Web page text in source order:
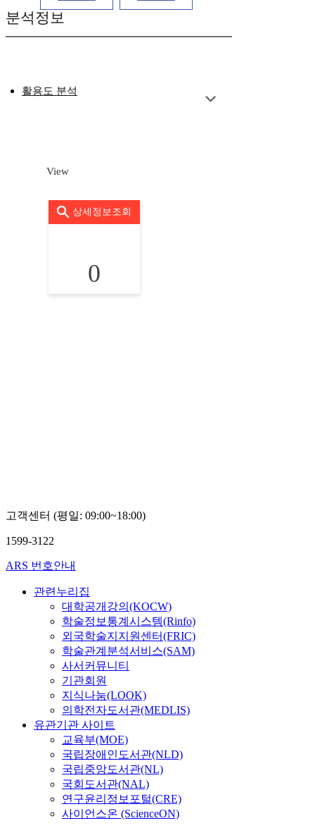
분석정보
활용도 분석
View
상세정보조회
0
고객센터 (평일: 09:00~18:00)
1599-3122
ARS 번호안내
관련누리집
대학공개강의(KOCW)
학술정보통계시스템(Rinfo)
외국학술지지원센터(FRIC)
학술관계분석서비스(SAM)
사서커뮤니티
기관회원
지식나눔(LOOK)
의학전자도서관(MEDLIS)
유관기관 사이트
교육부(MOE)
국립장애인도서관(NLD)
국립중앙도서관(NL)
국회도서관(NAL)
연구윤리정보포털(CRE)
사이언스온 (ScienceON)